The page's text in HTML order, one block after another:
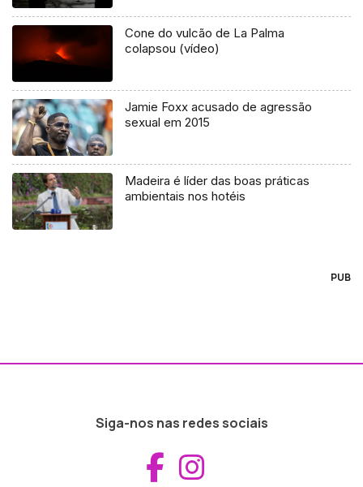
Cone do vulcão de La Palma
colapsou (vídeo)
Jamie Foxx acusado de agressão
sexual em 2015
Madeira é líder das boas práticas
ambientais nos hotéis
PUB
Siga-nos nas redes sociais
Aceder ao